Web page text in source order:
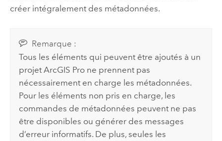
créer intégralement des métadonnées.
Remarque :
Tous les éléments qui peuvent être ajoutés à un
projetArcGIS Pro ne prennent pas
nécessairement en charge les métadonnées.
Pour les éléments non pris en charge, les
commandes de métadonnées peuvent ne pas
être disponibles ou générer des messages
d’erreur informatifs. De plus, seules les